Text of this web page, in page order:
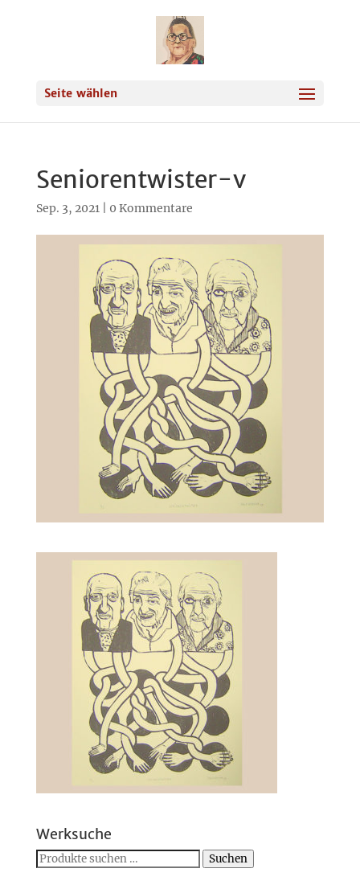
Seite wählen
Seniorentwister-v
Sep. 3, 2021| 0 Kommentare
Werksuche
Suchen
Suchen